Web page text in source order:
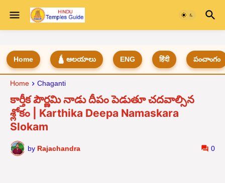
Home 🛕 ఆలయాలు ENG हिंदी పంచాంగం
Home Chaganti
కార్తీక పౌర్ణమి నాడు దీపం పెడుతూ చదవాల్సిన
శ్లోకం | Karthika Deepa Namaskara
Slokam
by Rajachandra 0